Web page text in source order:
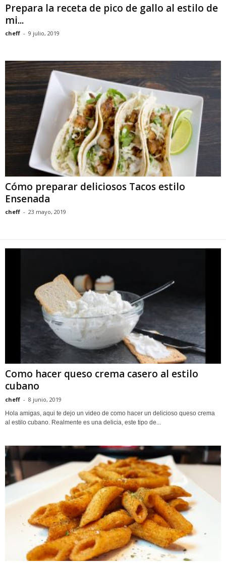
Prepara la receta de pico de gallo al estilo de
mi...
cheff - 9 julio, 2019
Cómo preparar deliciosos Tacos estilo
Ensenada
cheff - 23 mayo, 2019
Como hacer queso crema casero al estilo
cubano
cheff - 8 junio, 2019
Hola amigas, aqui te dejo un video de como hacer un delicioso queso crema
al estilo cubano. Realmente es una delicia, este tipo de...